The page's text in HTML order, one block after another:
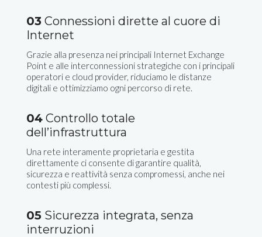
03 Connessioni dirette al cuore di
Internet
Grazie alla presenza nei principali Internet Exchange
Point e alle interconnessioni strategiche con i principali
operatori e cloud provider, riduciamo le distanze
digitali e ottimizziamo ogni percorso di rete.
04 Controllo totale
dell’infrastruttura
Una rete interamente proprietaria e gestita
direttamente ci consente di garantire qualità,
sicurezza e reattività senza compromessi, anche nei
contesti più complessi.
05 Sicurezza integrata, senza
interruzioni